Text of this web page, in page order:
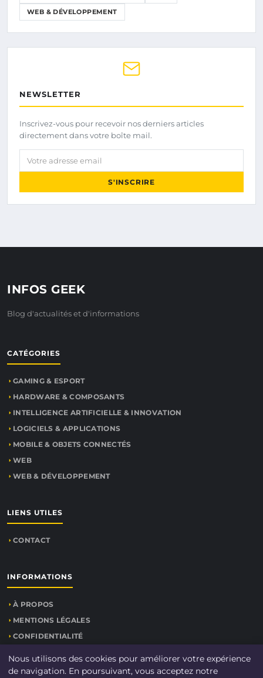
WEB & DÉVELOPPEMENT
NEWSLETTER
Inscrivez-vous pour recevoir nos derniers articles
directement dans votre boîte mail.
Votre adresse email
S'INSCRIRE
INFOS GEEK
Blog d'actualités et d'informations
CATÉGORIES
GAMING & ESPORT
HARDWARE & COMPOSANTS
INTELLIGENCE ARTIFICIELLE & INNOVATION
LOGICIELS & APPLICATIONS
MOBILE & OBJETS CONNECTÉS
WEB
WEB & DÉVELOPPEMENT
LIENS UTILES
CONTACT
INFORMATIONS
À PROPOS
MENTIONS LÉGALES
CONFIDENTIALITÉ
Nous utilisons des cookies pour améliorer votre expérience
de navigation. En poursuivant, vous acceptez notre